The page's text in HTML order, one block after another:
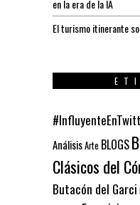
en la era de la IA
El turismo itinerante
AnálisisArte BLOGS
Clásicos del
Butacón del Garci